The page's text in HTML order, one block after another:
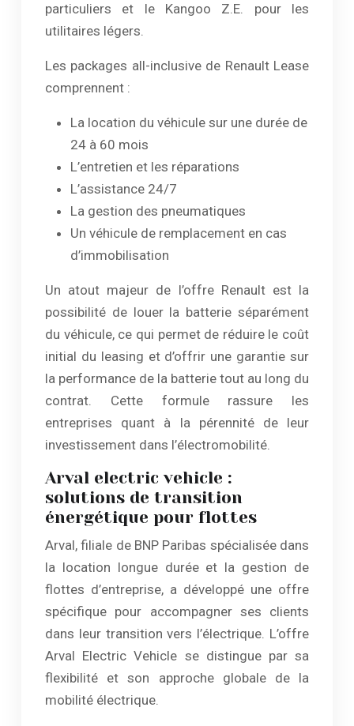
particuliers et le Kangoo Z.E. pour les
utilitaires légers.
Les packages all-inclusive de Renault Lease
comprennent :
La location du véhicule sur une durée de
24 à 60 mois
L’entretien et les réparations
L’assistance 24/7
La gestion des pneumatiques
Un véhicule de remplacement en cas
d’immobilisation
Un atout majeur de l’offre Renault est la
possibilité de louer la batterie séparément
du véhicule, ce qui permet de réduire le coût
initial du leasing et d’offrir une garantie sur
la performance de la batterie tout au long du
contrat. Cette formule rassure les
entreprises quant à la pérennité de leur
investissement dans l’électromobilité.
Arval electric vehicle :
solutions de transition
énergétique pour flottes
Arval, filiale de BNP Paribas spécialisée dans
la location longue durée et la gestion de
flottes d’entreprise, a développé une offre
spécifique pour accompagner ses clients
dans leur transition vers l’électrique. L’offre
Arval Electric Vehicle se distingue par sa
flexibilité et son approche globale de la
mobilité électrique.